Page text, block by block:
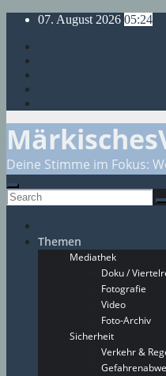
Skip
content
07. August 2026 05:24
Deine Stimme im Fokus:
Themen
Mediathek
Doku /
Fotografie
Video
Foto-Archiv
Sicherheit
Verkehr &